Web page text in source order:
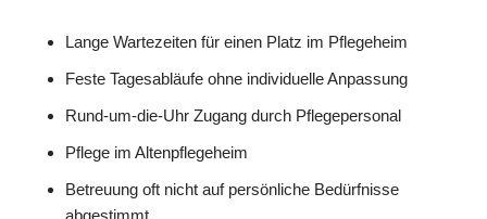
Lange Wartezeiten für einen Platz im Pflegeheim
Feste Tagesabläufe ohne individuelle Anpassung
Rund-um-die-Uhr Zugang durch Pflegepersonal
Pflege im Altenpflegeheim
Betreuung oft nicht auf persönliche Bedürfnisse